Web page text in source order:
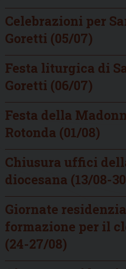
Celebrazioni per
Goretti (05/07)
Festa liturgica di
Goretti (06/07)
Festa della
Rotonda (01/08)
Chiusura uffici
diocesana (13/08-
Giornate
formazione per il
(24-27/08)